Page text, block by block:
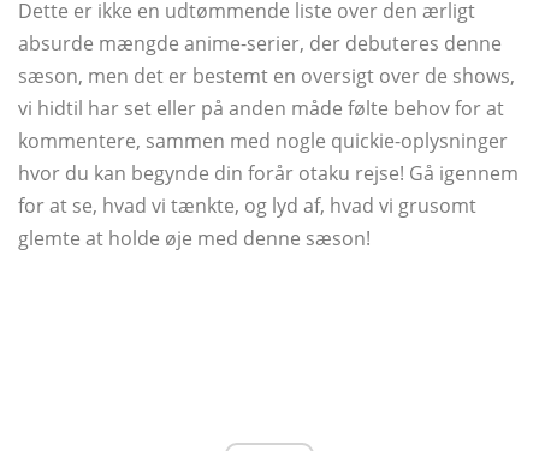
Dette er ikke en udtømmende liste over den ærligt
absurde mængde anime-serier, der debuteres denne
sæson, men det er bestemt en oversigt over de shows,
vi hidtil har set eller på anden måde følte behov for at
kommentere, sammen med nogle quickie-oplysninger
hvor du kan begynde din forår otaku rejse! Gå igennem
for at se, hvad vi tænkte, og lyd af, hvad vi grusomt
glemte at holde øje med denne sæson!